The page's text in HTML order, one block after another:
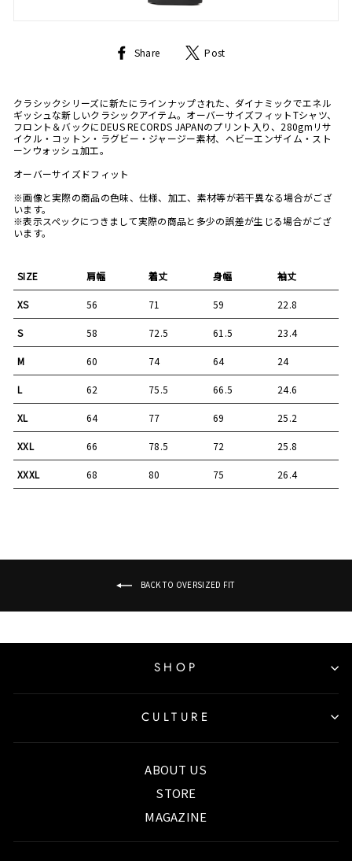
Share
Share Post
クラシックシリーズに新たにラインナップされた、ダイナミックでエネル
ギッシュな新しいクラシックアイテム。オーバーサイズフィットTシャツ、
フロント＆バックにDEUS RECORDS JAPANのプリント入り、280gmリサ
イクル・コットン・ラグビー・ジャージー素材、ヘビーエンザイム・スト
ーンウォッシュ加工。
オーバーサイズドフィット
※画像と実際の商品の色味、仕様、加工、素材等が若干異なる場合がござ
います。
※表示スペックにつきまして実際の商品と多少の誤差が生じる場合がござ
います。
SIZE 肩幅 着丈 身幅 袖丈
XS 56 71 59 22.8
S 58 72.5 61.5 23.4
M 60 74 64 24
L 62 75.5 66.5 24.6
XL 64 77 69 25.2
XXL 66 78.5 72 25.8
XXXL 68 80 75 26.4
BACK TO OVERSIZED FIT
SHOP
CULTURE
ABOUT US
STORE
MAGAZINE